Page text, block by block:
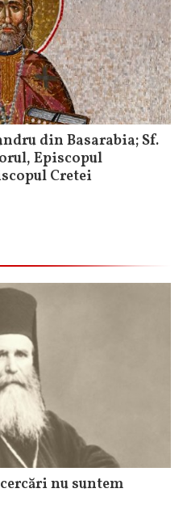
din Basarabia; Sf.
Episcopul
Cretei
nu suntem